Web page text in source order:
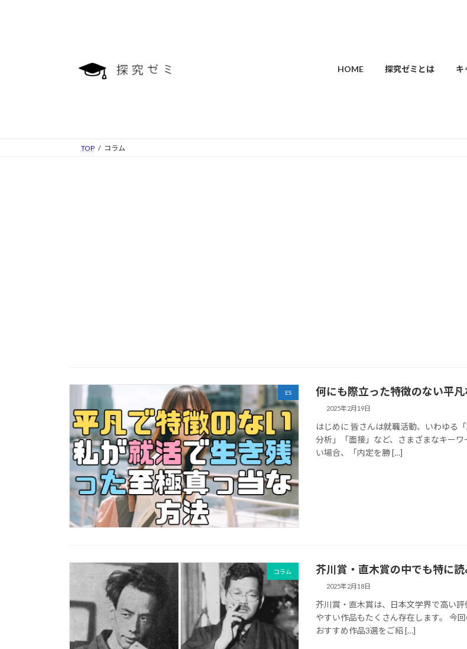
HOME 探究ゼミとは キ
TOP コラム
ES 何にも際立った特徴のない平
2025年2月19日
はじめに 皆さんは就職活動、いわゆる
分析」「面接」など、さまざまなキー
い場合、「内定を勝 […]
コラム 芥川賞・直木賞の中でも特に
2025年2月18日
芥川賞・直木賞は、日本文学界で高い
やすい作品もたくさん存在します。 今
おすすめ作品3選をご紹 […]